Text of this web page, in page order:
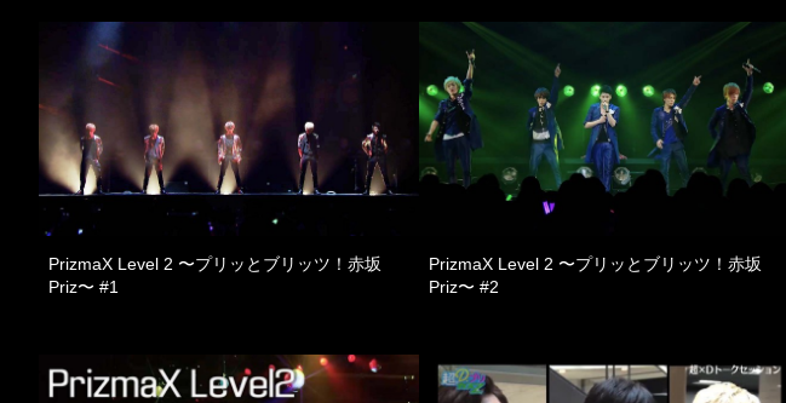
PrizmaX Level 2 〜プリッとブリッツ！赤坂
Priz〜 #1
PrizmaX Level 2 〜プリッとブリッツ！赤坂
Priz〜 #2